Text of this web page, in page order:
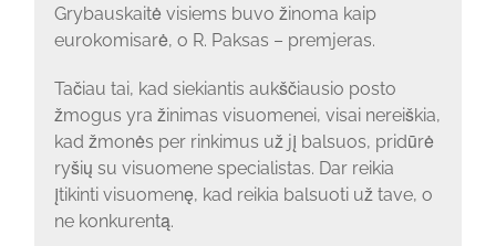
Grybauskaitė visiems buvo žinoma kaip
eurokomisarė, o R. Paksas – premjeras.
Tačiau tai, kad siekiantis aukščiausio posto
žmogus yra žinimas visuomenei, visai nereiškia,
kad žmonės per rinkimus už jį balsuos, pridūrė
ryšių su visuomene specialistas. Dar reikia
įtikinti visuomenę, kad reikia balsuoti už tave, o
ne konkurentą.